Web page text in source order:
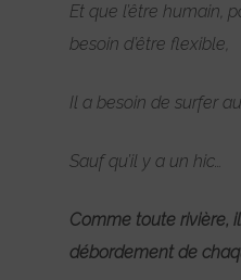
Et que l’être humain,
besoin d’être flexible,
Il a besoin de surfer
Sauf qu’il y a un hic…
Comme toute rivière,
débordement de